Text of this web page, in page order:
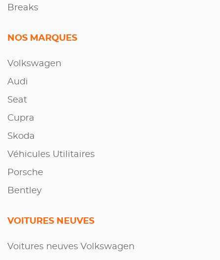
Breaks
NOS MARQUES
Volkswagen
Audi
Seat
Cupra
Skoda
Véhicules Utilitaires
Porsche
Bentley
VOITURES NEUVES
Voitures neuves Volkswagen